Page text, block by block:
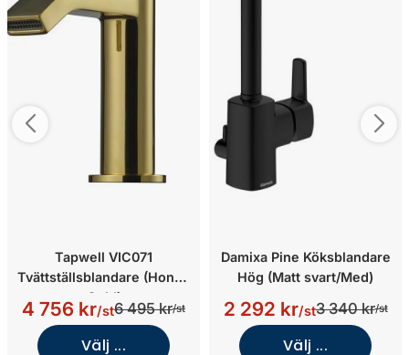
Tapwell VIC071
Tvättställsblandare (Honey
Gold)
4 756 kr/st6 495 kr/st
Välj ...
Damixa Pine Köksblandare
Hög (Matt svart/Med)
2 292 kr/st3 340 kr/st
Välj ...